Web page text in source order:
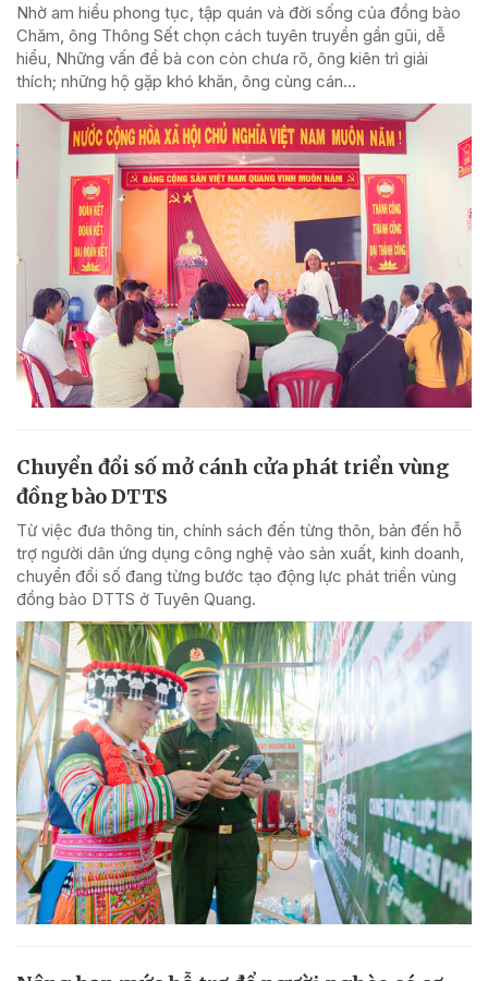
Nhờ am hiểu phong tục, tập quán và đời sống của đồng bào
Chăm, ông Thông Sết chọn cách tuyên truyền gần gũi, dễ
hiểu, Những vấn đề bà con còn chưa rõ, ông kiên trì giải
thích; những hộ gặp khó khăn, ông cùng cán...
Chuyển đổi số mở cánh cửa phát triển vùng
đồng bào DTTS
Từ việc đưa thông tin, chính sách đến từng thôn, bản đến hỗ
trợ người dân ứng dụng công nghệ vào sản xuất, kinh doanh,
chuyển đổi số đang từng bước tạo động lực phát triển vùng
đồng bào DTTS ở Tuyên Quang.